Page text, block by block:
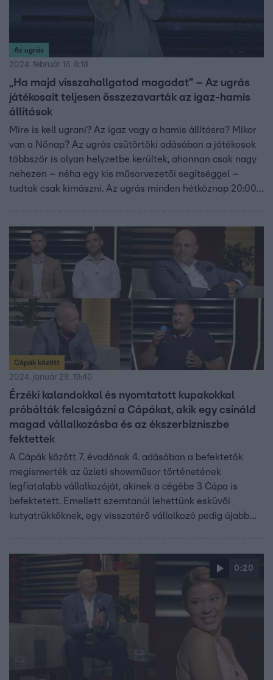
Az ugrás
2024. február 16. 8:18
„Ha majd visszahallgatod magadat” – Az ugrás
játékosait teljesen összezavarták az igaz-hamis
állítások
Mire is kell ugrani? Az igaz vagy a hamis állításra? Mikor
van a Nőnap? Az ugrás csütörtöki adásában a játékosok
többször is olyan helyzetbe kerültek, ahonnan csak nagy
nehezen – néha egy kis műsorvezetői segítséggel –
tudtak csak kimászni. Az ugrás minden hétköznap 20:00-
Cápák között
2024. január 28. 19:40
Érzéki kalandokkal és nyomtatott kupakokkal
próbálták felcsigázni a Cápákat, akik egy csináld
magad vállalkozásba és az ékszerbizniszbe
fektettek
A Cápák között 7. évadának 4. adásában a befektetők
megismerték az üzleti showműsor történetének
legfiatalabb vállalkozóját, akinek a cégébe 3 Cápa is
befektetett. Emellett szemtanúi lehettünk esküvői
kutyatrükköknek, egy visszatérő vállalkozó pedig újabb
benne olyan lehetőséget, mint a ClipCap kitalálója.
0:20